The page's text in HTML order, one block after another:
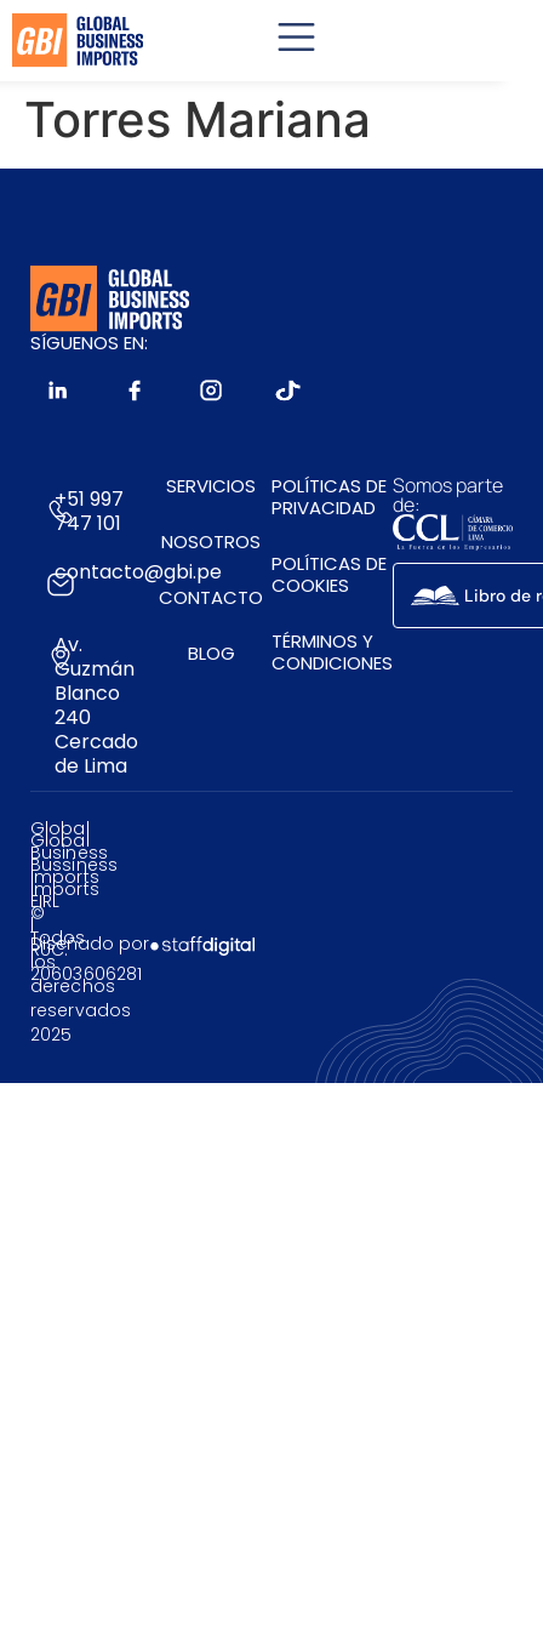
Torres Mariana
SÍGUENOS EN:
+51 997
747 101
contacto@gbi.pe
Av.
Guzmán
Blanco
240
Cercado
de Lima
SERVICIOS
NOSOTROS
CONTACTO
BLOG
POLÍTICAS DE
PRIVACIDAD
POLÍTICAS DE
COOKIES
TÉRMINOS Y
CONDICIONES
Somos parte
de:
Libro de
Global
Business
Imports
EIRL
|
RUC:
20603606281
Global
Bussiness
Imports
©
Todos
los
derechos
reservados
2025
Diseñado por